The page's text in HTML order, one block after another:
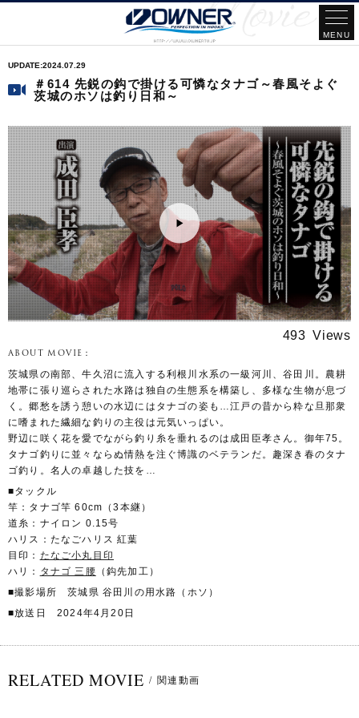
2024.07.29
＃614 先鋭の鈎で掛ける可憐なタナゴ～春風そよぐ
茨城のホソは釣り日和～
493
ABOUT MOVIE：
茨城県の南部、牛久沼に流入する利根川水系の一級河川、谷田川。農耕
地帯に張り巡らされた水路は独自の生態系を構築し、多様な生物が息づ
く。郷愁を誘う憩いの水辺にはタナゴの姿も…江戸の昔から粋な旦那衆
に嗜まれた繊細な釣りの主役は元気いっぱい。
野辺に咲く花を愛でながら釣り糸を垂れるのは成田臣孝さん。御年75。
タナゴ釣りに並々ならぬ情熱を注ぐ博識のベテランだ。趣深き春のタナ
ゴ釣り。名人の卓越した技を…
■タックル
竿：タナゴ竿 60cm（3本継）
道糸：ナイロン 0.15号
ハリス：たなごハリス 紅葉
目印： たなご小丸目印
ハリ： タナゴ 三腰 （鈎先加工）
■撮影場所 茨城県 谷田川の用水路（ホソ）
■放送日 2024年4月20日
RELATED MOVIE / 関連動画